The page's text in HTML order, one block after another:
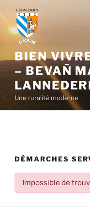
contenu
principal
BIEN
– BEVAÑ
Une ruralité moderne
DÉMARCHES
Impossible de